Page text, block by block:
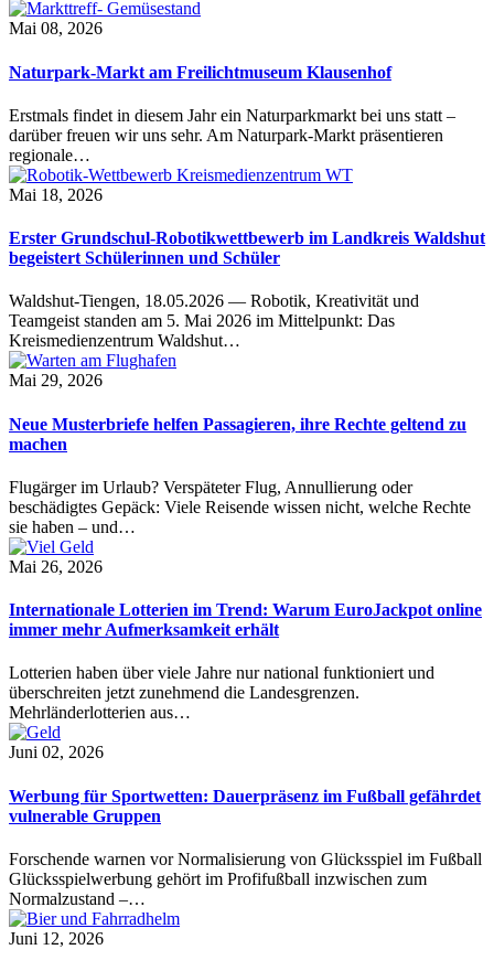
Mai 08, 2026
Naturpark-Markt am Freilichtmuseum Klausenhof
Erstmals findet in diesem Jahr ein Naturparkmarkt bei uns statt –
darüber freuen wir uns sehr. Am Naturpark-Markt präsentieren
regionale…
Mai 18, 2026
Erster Grundschul-Robotikwettbewerb im Landkreis Waldshut
begeistert Schülerinnen und Schüler
Waldshut-Tiengen, 18.05.2026 — Robotik, Kreativität und
Teamgeist standen am 5. Mai 2026 im Mittelpunkt: Das
Kreismedienzentrum Waldshut…
Mai 29, 2026
Neue Musterbriefe helfen Passagieren, ihre Rechte geltend zu
machen
Flugärger im Urlaub? Verspäteter Flug, Annullierung oder
beschädigtes Gepäck: Viele Reisende wissen nicht, welche Rechte
sie haben – und…
Mai 26, 2026
Internationale Lotterien im Trend: Warum EuroJackpot online
immer mehr Aufmerksamkeit erhält
Lotterien haben über viele Jahre nur national funktioniert und
überschreiten jetzt zunehmend die Landesgrenzen.
Mehrländerlotterien aus…
Juni 02, 2026
Werbung für Sportwetten: Dauerpräsenz im Fußball gefährdet
vulnerable Gruppen
Forschende warnen vor Normalisierung von Glücksspiel im Fußball
Glücksspielwerbung gehört im Profifußball inzwischen zum
Normalzustand –…
Juni 12, 2026